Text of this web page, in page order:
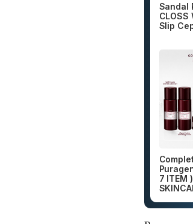
Sandal
Slip
7 ITEM